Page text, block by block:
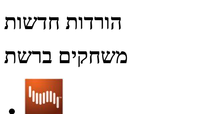
הורדות חדשות
משחקים ברשת